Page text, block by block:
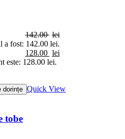
142.00 lei
a fost: 142.00 lei.
128.00 lei
este: 128.00 lei.
dorințe Quick View
tobe